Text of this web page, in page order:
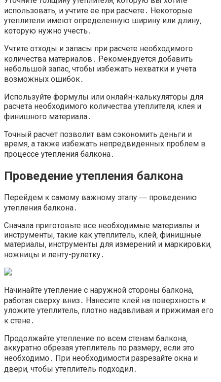
использовать‚ и учтите ее при расчете․ Некоторые
утеплители имеют определенную ширину или длину‚
которую нужно учесть․
Учтите отходы и запасы при расчете необходимого
количества материалов․ Рекомендуется добавить
небольшой запас‚ чтобы избежать нехватки и учета
возможных ошибок․
Используйте формулы или онлайн-калькуляторы для
расчета необходимого количества утеплителя‚ клея и
финишного материала․
Точный расчет позволит вам сэкономить деньги и
время‚ а также избежать непредвиденных проблем в
процессе утепления балкона․
Проведение утепления балкона
Перейдем к самому важному этапу ― проведению
утепления балкона․
Сначала приготовьте все необходимые материалы и
инструменты‚ такие как утеплитель‚ клей‚ финишные
материалы‚ инструменты для измерений и маркировки‚
ножницы и ленту-рулетку․
Начинайте утепление с наружной стороны балкона‚
работая сверху вниз․ Нанесите клей на поверхность и
уложите утеплитель‚ плотно надавливая и прижимая его
к стене․
Продолжайте утепление по всем стенам балкона‚
аккуратно обрезая утеплитель по размеру‚ если это
необходимо․ При необходимости разрезайте окна и
двери‚ чтобы утеплитель подходил․